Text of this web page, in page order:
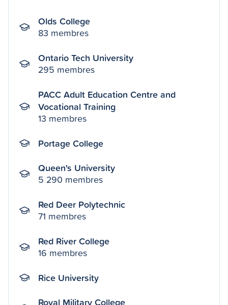
Olds College
83 membres
Ontario Tech University
295 membres
PACC Adult Education Centre and
Vocational Training
13 membres
Portage College
Queen's University
5 290 membres
Red Deer Polytechnic
71 membres
Red River College
16 membres
Rice University
Royal Military College